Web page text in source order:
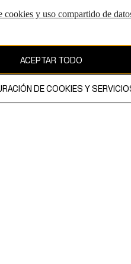
AB
cookies y uso compartido de
ACEPTAR TODO
DE COOKIES Y